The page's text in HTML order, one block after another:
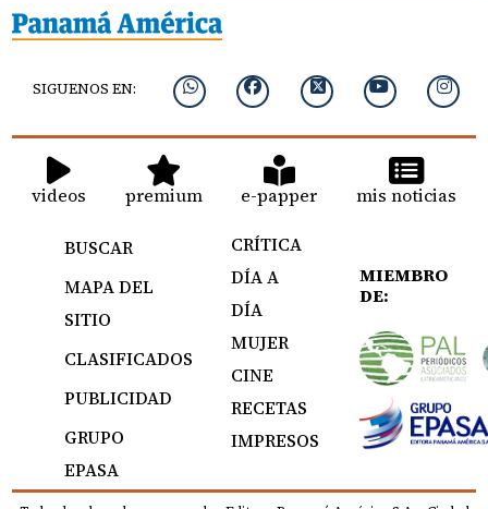
SIGUENOS EN:
videos premium e-papper mis noticias
BUSCAR
MAPA DEL
SITIO
CLASIFICADOS
PUBLICIDAD
GRUPO
EPASA
CRÍTICA
DÍA A
DÍA
MUJER
CINE
RECETAS
IMPRESOS
MIEMBRO
DE: